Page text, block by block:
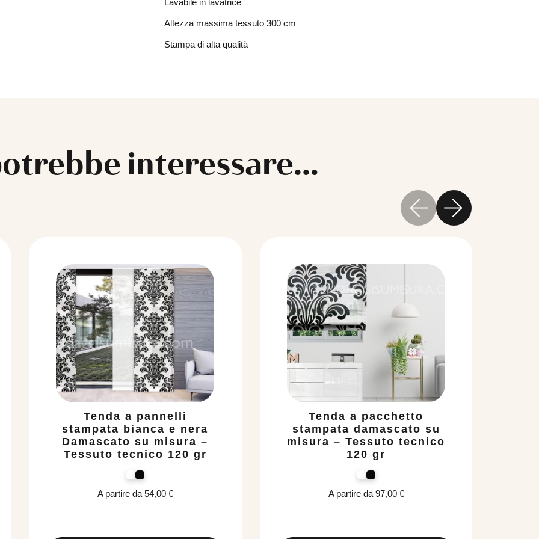
Altezza massima tessuto 300 cm
Stampa di alta qualità
interessare…
Tenda a pannelli
stampata bianca e nera
Damascato su misura –
Tessuto tecnico 120 gr
A partire da 54,00 €
Tenda a pacchetto
stampata damascato su
misura – Tessuto tecnico
120 gr
A partire da 97,00 €